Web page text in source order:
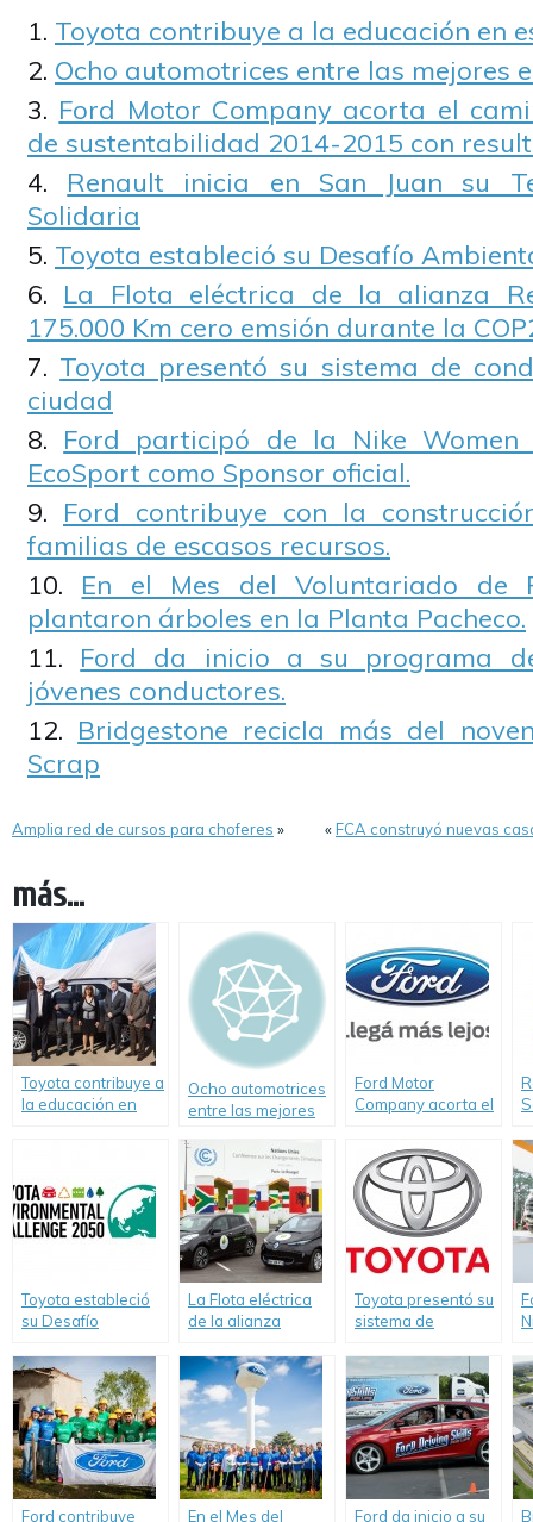
Toyota contribuye a la educación en
Ocho automotrices entre las mejores
Ford Motor Company acorta el
de sustentabilidad 2014-2015 con
Renault inicia en San Juan su
Solidaria
Toyota estableció su Desafío
La Flota eléctrica de la alianza
175.000 Km cero emsión durante la
Toyota presentó su sistema de
ciudad
Ford participó de la Nike
EcoSport como Sponsor oficial.
Ford contribuye con la
familias de escasos recursos.
En el Mes del Voluntariado de
plantaron árboles en la Planta Pacheco.
Ford da inicio a su programa
jóvenes conductores.
Bridgestone recicla más del
Scrap
Amplia red de cursos para choferes » «FCA construyó nuevas
más...
Toyota contribuye a
la educación en
Ocho automotrices
entre las mejores
Ford Motor
Company acorta el
Informe de
sustentabilidad
2014-2015 con
resultados
destacados.
Toyota estableció
su Desafío
La Flota eléctrica
de la alianza
cubrió 175.000 Km
cero emsión
durante la COP21
Toyota presentó su
sistema de
autónoma en
ciudad
Ford contribuye En el Mes del Ford da inicio a su